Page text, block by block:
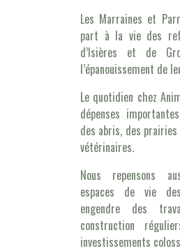
Les Marraines et
part à la vie des
d’Isières et de
l’épanouissement de
Le quotidien chez
dépenses
des abris, des
vétérinaires.
Nous repensons
espaces de vie
engendre des
construction
investissements